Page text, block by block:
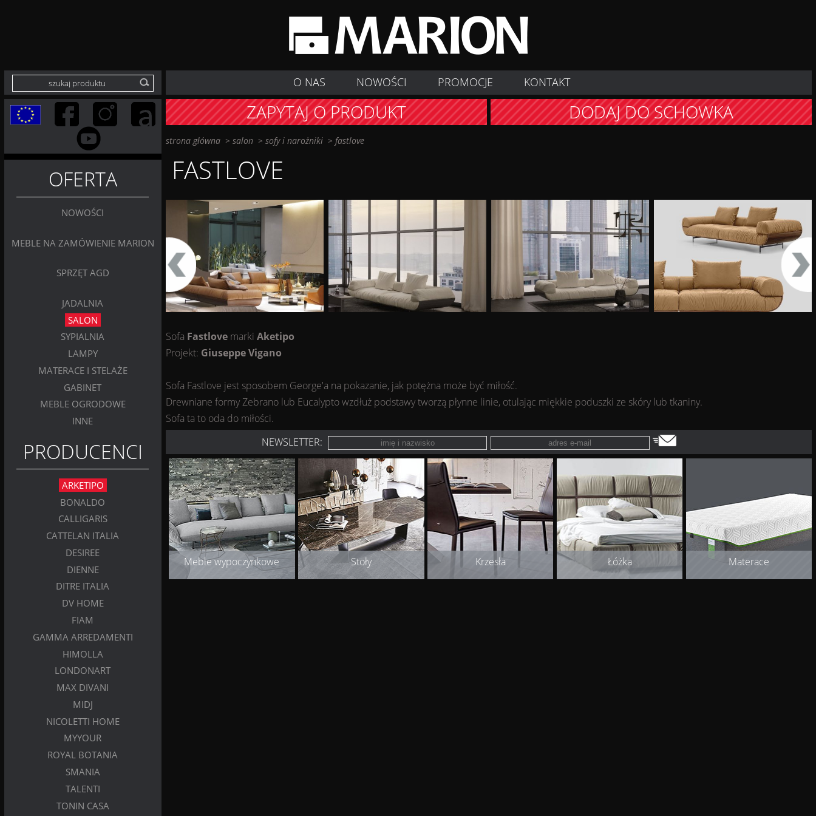
O NAS NOWOŚCI PROMOCJE KONTAKT
OFERTA
NOWOŚCI
MEBLE NA ZAMÓWIENIE MARION
SPRZĘT AGD
JADALNIA
SALON
SYPIALNIA
LAMPY
MATERACE I STELAŻE
GABINET
MEBLE OGRODOWE
INNE
PRODUCENCI
ARKETIPO
BONALDO
CALLIGARIS
CATTELAN ITALIA
DESIREE
DIENNE
DITRE ITALIA
DV HOME
FIAM
GAMMA ARREDAMENTI
HIMOLLA
LONDONART
MAX DIVANI
MIDJ
NICOLETTI HOME
MYYOUR
ROYAL BOTANIA
SMANIA
TALENTI
TONIN CASA
ZAPYTAJ O PRODUKT DODAJ DO SCHOWKA
strona główna> salon> sofy i narożniki> fastlove
FASTLOVE
Sofa Fastlovemarki Aketipo
Projekt: Giuseppe Vigano
Sofa Fastlove jest sposobem George'a na pokazanie, jak potężna może być miłość.
Drewniane formy Zebrano lub Eucalypto wzdłuż podstawy tworzą płynne linie, otulając miękkie poduszki ze skóry lub tkaniny.
Sofa ta to oda do miłości.
NEWSLETTER:
Meble wypoczynkowe Stoły Krzesła Łóżka Materace